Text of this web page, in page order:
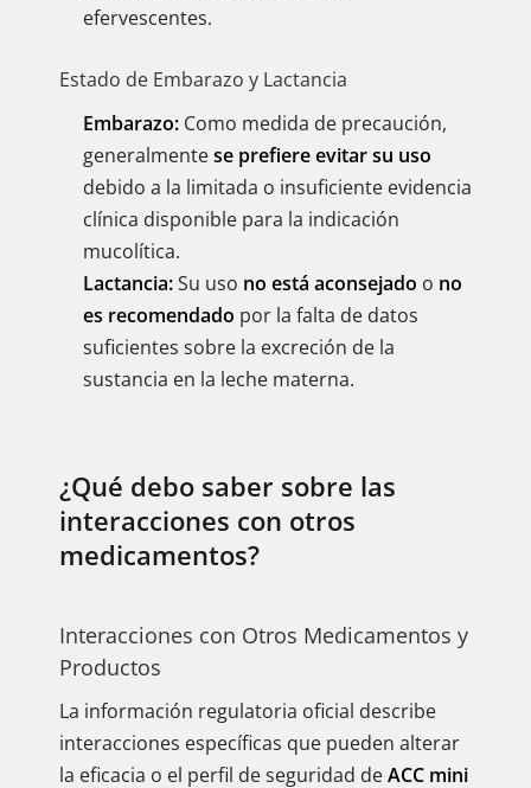
efervescentes.
Estado de Embarazo y Lactancia
Embarazo: Como medida de precaución,
generalmentese prefiere evitar su uso
debido a la limitada o insuficiente evidencia
clínica disponible para la indicación
mucolítica.
Lactancia:Su uso no está aconsejado o no
es recomendado por la falta de datos
suficientes sobre la excreción de la
sustancia en la leche materna.
¿Qué debo saber sobre las
interacciones con otros
medicamentos?
Interacciones con Otros Medicamentos y
Productos
La información regulatoria oficial describe
interacciones específicas que pueden alterar
la eficacia o el perfil de seguridad deACC mini